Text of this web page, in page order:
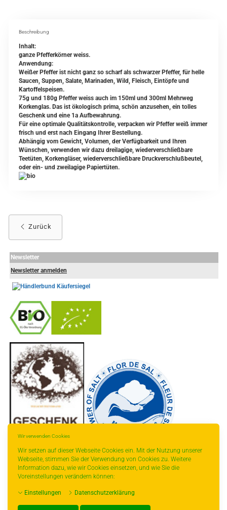
Wir verwenden Cookies
Wir setzen auf dieser Webseite Cookies ein. Mit der Nutzung unserer
Webseite, stimmen Sie der Verwendung von Cookies zu. Weitere
Information dazu, wie wir Cookies einsetzen, und wie Sie die
Voreinstellungen verändern können:
Einstellungen Datenschutzerklärung
Beschreibung
Inhalt:
ganze Pfefferkörner weiss.
Anwendung:
Weißer Pfeffer ist nicht ganz so scharf als schwarzer Pfeffer, für helle
Saucen, Suppen, Salate, Marinaden, Wild, Fleisch, Eintöpfe und
Kartoffelspeisen.
75g und 180g Pfeffer weiss auch im 150ml und 300ml Mehrweg
Korkenglas. Das ist ökologisch prima, schön anzusehen, ein tolles
Geschenk und eine 1a Aufbewahrung.
Für eine optimale Qualitätskontrolle, verpacken wir Pfeffer weiß immer
frisch und erst nach Eingang Ihrer Bestellung.
Abhängig vom Gewicht, Volumen, der Verfügbarkeit und Ihren
Wünschen, verwenden wir dazu dreilagige, wiederverschließbare
Teetüten, Korkengläser, wiederverschließbare Druckverschlußbeutel,
oder ein- und zweilagige Papiertüten.
Zurück
Newsletter
Newsletter anmelden
* gilt für Lieferungen innerhalb Deutschlands,
Lieferzeiten für andere Länder entnehmen Sie
bitte der Schaltfläche mit den
Versandinformationen.